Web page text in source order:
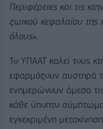
Περιφέρειες και τις
ζωικού κεφαλαίου της
όλους».
Το ΥΠΑΑΤ καλεί τους
εφαρμόζουν αυστηρά
ενημερώνουν άμεσα
κάθε ύποπτο
εγκεκριμένη